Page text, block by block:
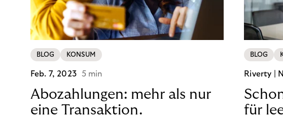
BLOG KONSUM
Feb. 7, 2023 5 min
Abozahlungen: mehr als nur
eine Transaktion.
BLOG
Riverty |
für